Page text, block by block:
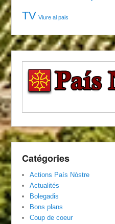
TV Viure al pais
Catégories
Actions País Nòstre
Actualités
Bolegadis
Bons plans
Coup de coeur